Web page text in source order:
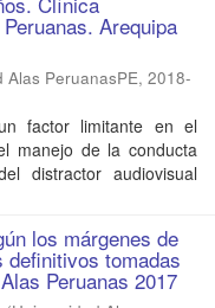
Arequipa
Alas PeruanasPE, 2018-
factor limitante en el
manejo de la conducta
distractor audiovisual
los márgenes de
definitivos tomadas
Peruanas 2017